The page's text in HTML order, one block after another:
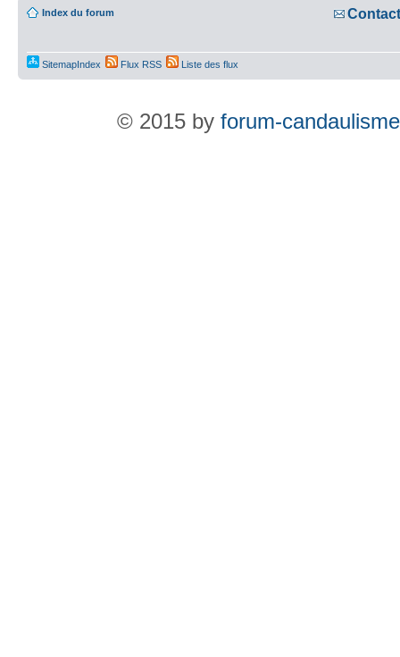
Index du forum Contact
SitemapIndex Flux RSS Liste des flux
© 2015 by forum-